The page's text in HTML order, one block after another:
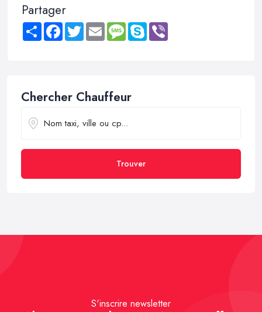
Partager
Share FacebookTwitter Email MessageSkype
Chercher Chauffeur
Trouver
S'inscrire newsletter